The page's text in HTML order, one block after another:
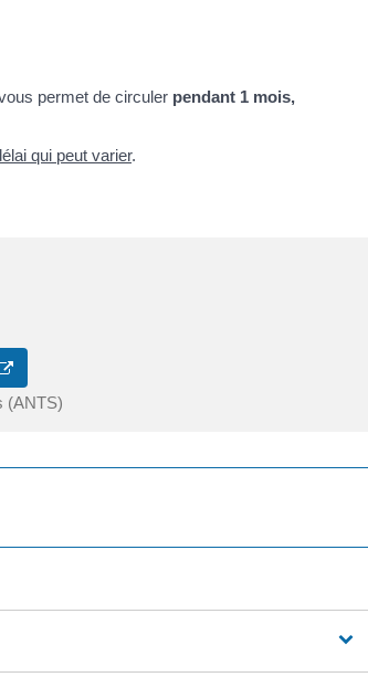
permet de circuler pendant 1 mois,
qui peut varier.
(ANTS)